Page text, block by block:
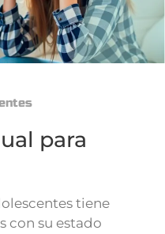
para
tiene
con su estado